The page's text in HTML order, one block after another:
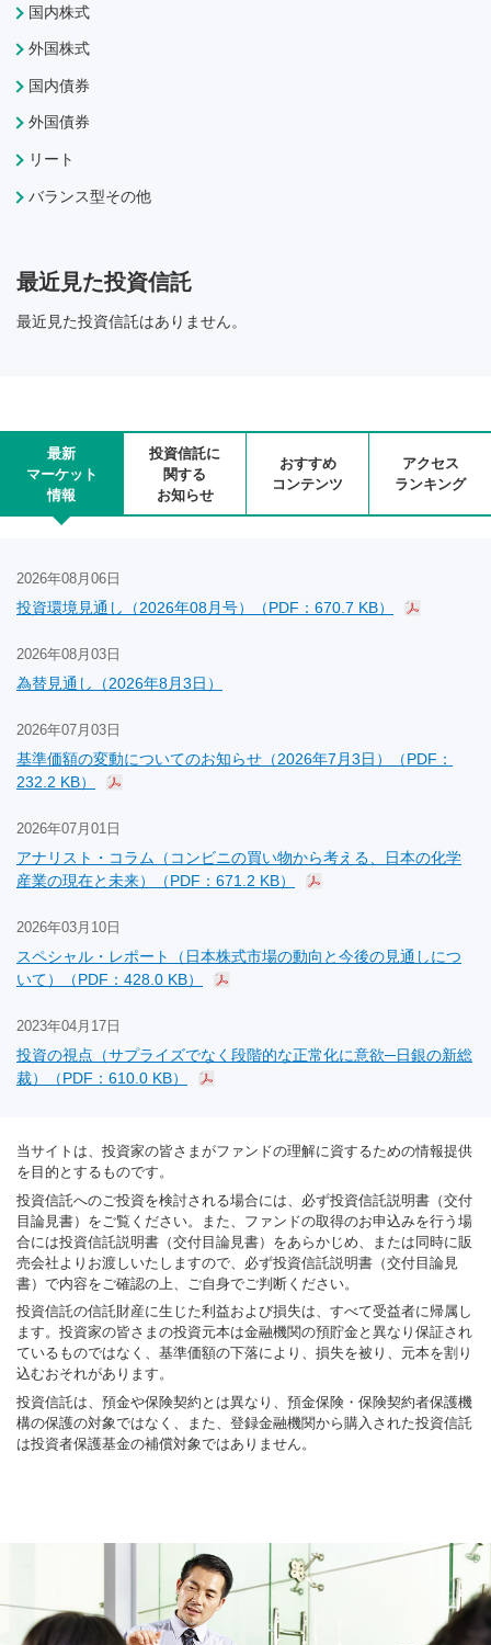
国内株式
外国株式
国内債券
外国債券
リート
バランス型その他
最近見た投資信託
最近見た投資信託はありません。
最新
マーケット
情報
投資信託に
関する
お知らせ
おすすめ
コンテンツ
アクセス
ランキング
2026年08月06日
投資環境見通し（2026年08月号）（PDF：670.7 KB）
2026年08月03日
為替見通し（2026年8月3日）
2026年07月03日
基準価額の変動についてのお知らせ（2026年7月3日）（PDF：
232.2 KB）
2026年07月01日
アナリスト・コラム（コンビニの買い物から考える、日本の化学
産業の現在と未来）（PDF：671.2 KB）
2026年03月10日
スペシャル・レポート（日本株式市場の動向と今後の見通しにつ
いて）（PDF：428.0 KB）
2023年04月17日
投資の視点（サプライズでなく段階的な正常化に意欲─日銀の新総
裁）（PDF：610.0 KB）
当サイトは、投資家の皆さまがファンドの理解に資するための情報提供
を目的とするものです。
投資信託へのご投資を検討される場合には、必ず投資信託説明書（交付
目論見書）をご覧ください。また、ファンドの取得のお申込みを行う場
合には投資信託説明書（交付目論見書）をあらかじめ、または同時に販
売会社よりお渡しいたしますので、必ず投資信託説明書（交付目論見
書）で内容をご確認の上、ご自身でご判断ください。
投資信託の信託財産に生じた利益および損失は、すべて受益者に帰属し
ます。投資家の皆さまの投資元本は金融機関の預貯金と異なり保証され
ているものではなく、基準価額の下落により、損失を被り、元本を割り
込むおそれがあります。
投資信託は、預金や保険契約とは異なり、預金保険・保険契約者保護機
構の保護の対象ではなく、また、登録金融機関から購入された投資信託
は投資者保護基金の補償対象ではありません。